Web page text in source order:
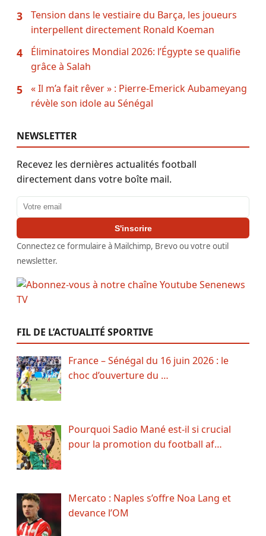
3
Tension dans le vestiaire du Barça, les joueurs
interpellent directement Ronald Koeman
4
Éliminatoires Mondial 2026: l’Égypte se qualifie
grâce à Salah
5
« Il m’a fait rêver » : Pierre-Emerick Aubameyang
révèle son idole au Sénégal
NEWSLETTER
Recevez les dernières actualités football
directement dans votre boîte mail.
Adresse email
S'inscrire
Connectez ce formulaire à Mailchimp, Brevo ou votre outil
newsletter.
FIL DE L’ACTUALITÉ SPORTIVE
France – Sénégal du 16 juin 2026 : le
choc d’ouverture du …
Pourquoi Sadio Mané est-il si crucial
pour la promotion du football af…
Mercato : Naples s’offre Noa Lang et
devance l’OM